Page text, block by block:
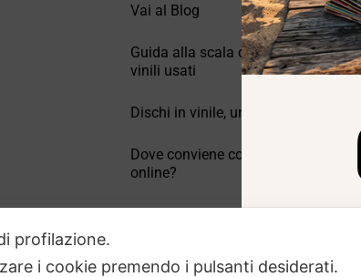
Vai al Blog
Guida alla scala di valutazione dei
vinili usati
Dischi in vinile, un po’ di storia.
Dove conviene comprare vinili
online?
profilazione.
i cookie premendo i pulsanti desiderati.